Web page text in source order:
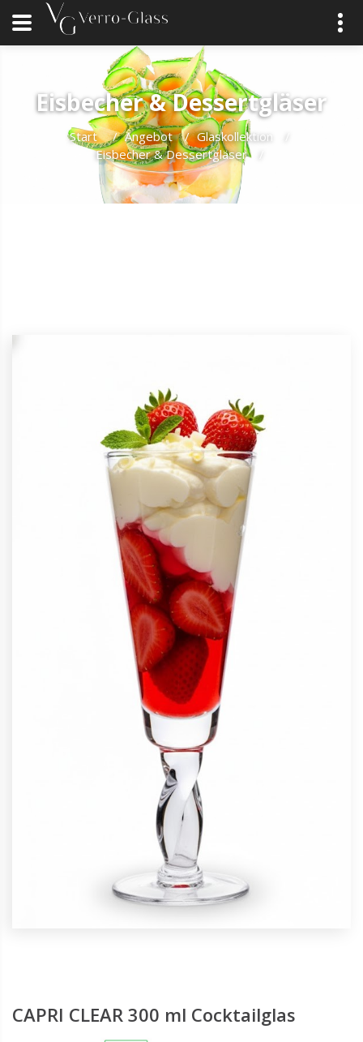
Eisbecher & Dessertgläser
Start / Angebot / Glaskollektion
Eisbecher & Dessertgläser
CAPRI CLEAR 300 ml Cocktailglas